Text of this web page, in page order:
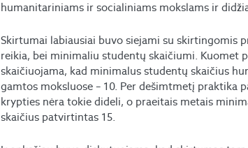
humanitariniams ir socialiniams mokslams ir
Skirtumai labiausiai buvo siejami su skirtingomis
reikia, bei minimaliu studentų skaičiumi. Kuomet
skaičiuojama, kad minimalus studentų skaičius
gamtos moksluose – 10. Per dešimtmetį praktika
krypties nėra tokie dideli, o praeitais metais
skaičius patvirtintas 15.